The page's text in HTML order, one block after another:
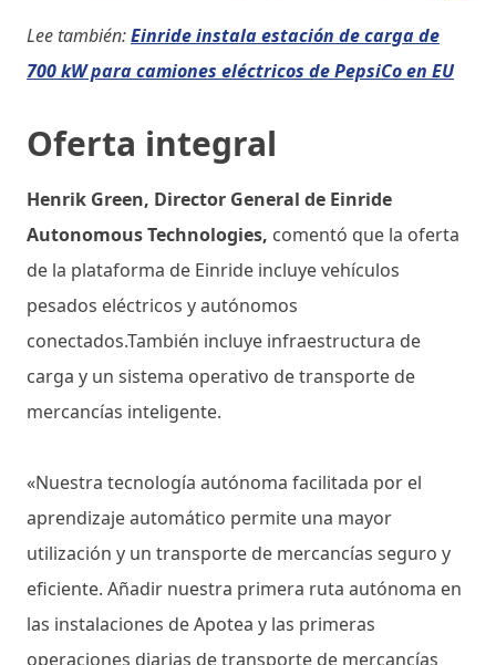
Lee también:Einride instala estación de carga de
700 kW para camiones eléctricos de PepsiCo en EU
Oferta integral
Henrik Green, Director General de Einride
Autonomous Technologies, comentó que la oferta
de la plataforma de Einride incluye vehículos
pesados ​​eléctricos y autónomos
conectados.También incluye infraestructura de
carga y un sistema operativo de transporte de
mercancías inteligente.
«Nuestra tecnología autónoma facilitada por el
aprendizaje automático permite una mayor
utilización y un transporte de mercancías seguro y
eficiente. Añadir nuestra primera ruta autónoma en
las instalaciones de Apotea y las primeras
operaciones diarias de transporte de mercancías